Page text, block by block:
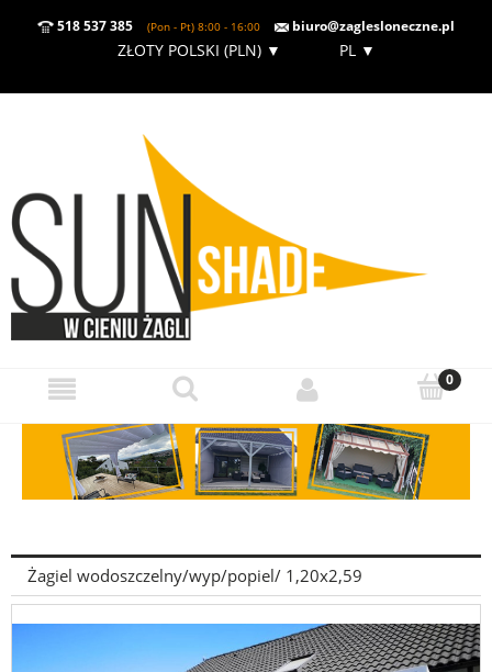
518 537 385 (Pon - Pt) 8:00 - 16:00 biuro@zaglesloneczne.pl
ZŁOTY POLSKI (PLN)▼ PL ▼
Żagiel wodoszczelny/wyp/popiel/ 1,20x2,59